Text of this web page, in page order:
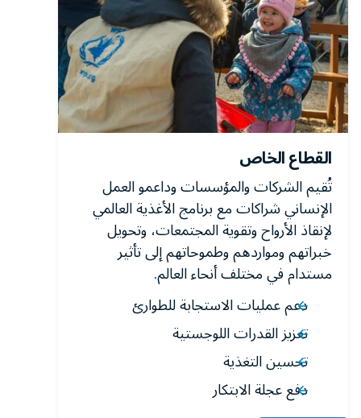
القطاع الخاص
تُقيم الشركات والمؤسسات وداعمو العمل
الإنساني شراكات مع برنامج الأغذية العالمي
لإنقاذ الأرواح وتقوية المجتمعات، وتحويل
خبراتهم ومواردهم وطموحاتهم إلى تأثير
مستدام في مختلف أنحاء العالم.
دعم عمليات الاستجابة للطوارئ
تعزيز القدرات اللوجستية
تحسين التغذية
دفع عجلة الابتكار